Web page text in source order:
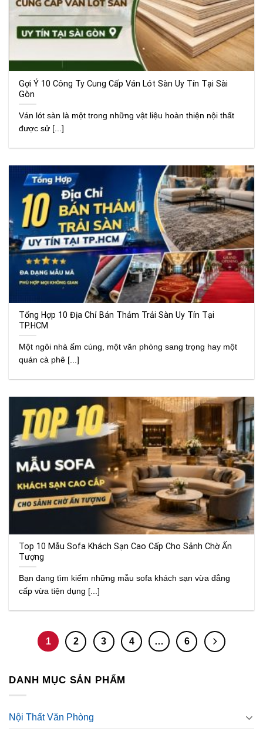
Gợi Ý 10 Công Ty Cung Cấp Ván Lót Sàn Uy Tín Tại Sài
Gòn
Ván lót sàn là một trong những vật liệu hoàn thiện nội thất
được sử [...]
Tổng Hợp 10 Địa Chỉ Bán Thảm Trải Sàn Uy Tín Tại
TP.HCM
Một ngôi nhà ấm cúng, một văn phòng sang trọng hay một
quán cà phê [...]
Top 10 Mẫu Sofa Khách Sạn Cao Cấp Cho Sảnh Chờ Ấn
Tượng
Bạn đang tìm kiếm những mẫu sofa khách sạn vừa đẳng
cấp vừa tiện dụng [...]
1 2 3 4 … 6
DANH MỤC SẢN PHẨM
Nội Thất Văn Phòng